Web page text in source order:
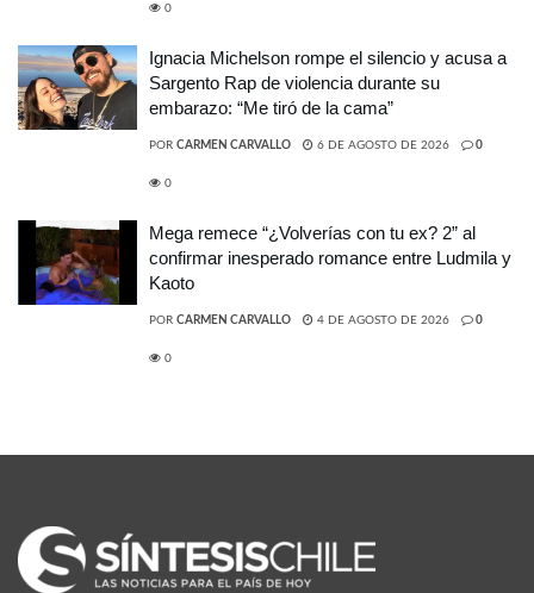
0
Ignacia Michelson rompe el silencio y acusa a
Sargento Rap de violencia durante su
embarazo: “Me tiró de la cama”
POR CARMEN CARVALLO 6 DE AGOSTO DE 2026 0
0
Mega remece “¿Volverías con tu ex? 2” al
confirmar inesperado romance entre Ludmila y
Kaoto
POR CARMEN CARVALLO 4 DE AGOSTO DE 2026 0
0